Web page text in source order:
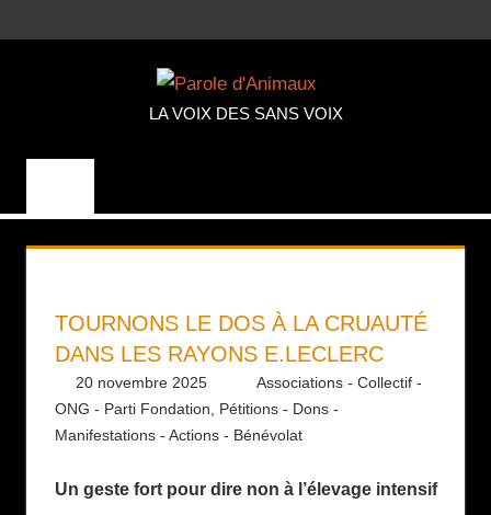
au
LA VOIX DES SANS VOIX
TOURNONS LE DOS À LA CRUAUTÉ
DANS LES RAYONS E.LECLERC
20 novembre 2025 Daniel
Associations - Collectif -
ONG - Parti Fondation
Pétitions - Dons -
Manifestations - Actions - Bénévolat
Un geste fort pour dire non à l’élevage intensif